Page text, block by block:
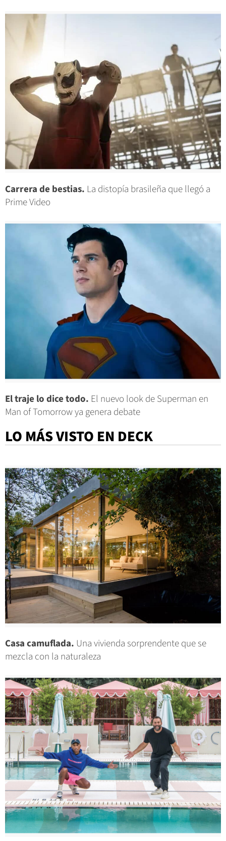
Carrera de bestias. La distopía brasileña que llegó a
Prime Video
El traje lo dice todo. El nuevo look de Superman en
Man of Tomorrow ya genera debate
LO MÁS VISTO EN DECK
Casa camuflada. Una vivienda sorprendente que se
mezcla con la naturaleza